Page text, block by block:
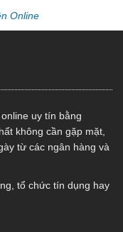
Online
uy tín bằng
không cần gặp mặt,
từ các ngân hàng và
tổ chức tín dụng hay